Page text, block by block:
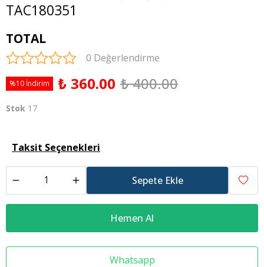
TAC180351
TOTAL
0 Değerlendirme
%10 İndirim ₺ 360.00 ₺ 400.00
Stok 17
Taksit Seçenekleri
Sepete Ekle
Hemen Al
Whatsapp